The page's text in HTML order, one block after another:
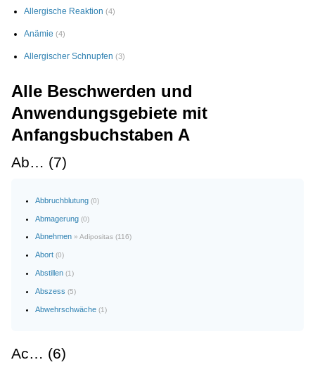
Allergische Reaktion (4)
Anämie (4)
Allergischer Schnupfen (3)
Alle Beschwerden und
Anwendungsgebiete mit
Anfangsbuchstaben A
Ab… (7)
Abbruchblutung (0)
Abmagerung (0)
Abnehmen » Adipositas (116)
Abort (0)
Abstillen (1)
Abszess (5)
Abwehrschwäche (1)
Ac… (6)